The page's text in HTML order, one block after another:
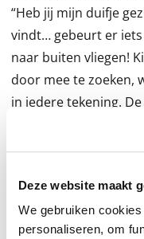
Deze website maakt
We gebruiken
personaliseren, om
“Heb jij mijn duifje
vindt… gebeurt er
naar buiten vliegen!
door mee te zoeken,
in iedere tekening.
het voorlezen extra
illustreerde tijdens
Books. Met haar
het verhaal op elke